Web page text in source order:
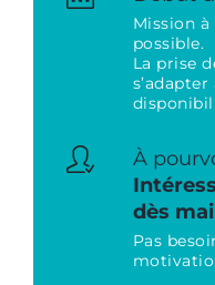
Mission
possible.
La prise
s’adapter
À
dès
Pas